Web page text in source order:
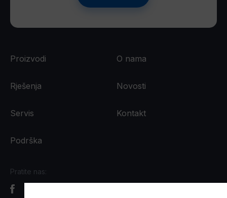
Proizvodi
Rješenja
Servis
Podrška
O nama
Novosti
Kontakt
Pratite nas: